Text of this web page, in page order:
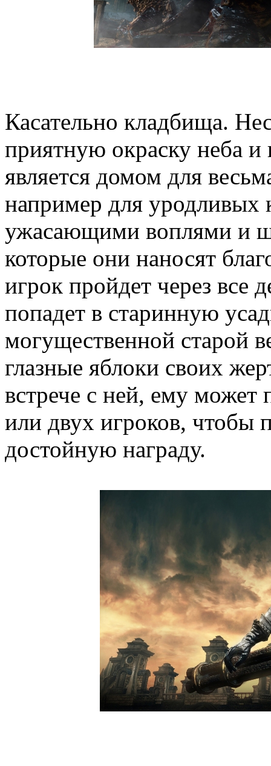
Касательно кладбища.
приятную окраску неба и
является домом для
например для уродливых
ужасающими воплями и
которые они наносят
игрок пройдет через
попадет в старинную
могущественной старой
глазные яблоки своих
встрече с ней, ему
или двух игроков, чтобы
достойную награду.